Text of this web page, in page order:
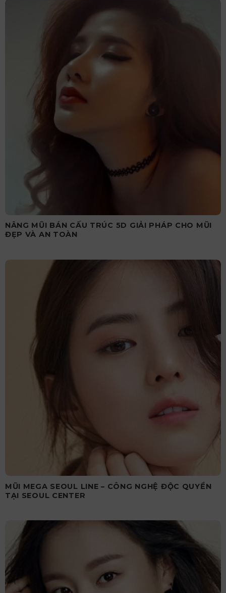
NÂNG MŨI BÁN CẤU TRÚC 5D GIẢI PHÁP CHO MŨI
ĐẸP VÀ AN TOÀN
MŨI MEGA SEOUL LINE – CÔNG NGHỆ ĐỘC QUYỀN
TẠI SEOUL CENTER